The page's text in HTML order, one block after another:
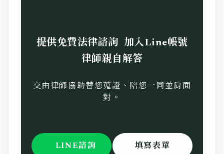
提供免費法律諮詢 加入Line帳號
律師親自解答
交由律師協助替您蒐證、陪您一同並肩面
對。
LINE諮詢 填寫表單